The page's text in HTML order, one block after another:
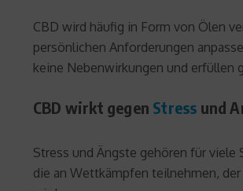
CBD wird häufig in Form von Ölen
persönlichen Anforderungen
keine Nebenwirkungen und erfüllen
CBD wirkt gegen Stress und
Stress und Ängste gehören für
die an Wettkämpfen teilnehmen, der